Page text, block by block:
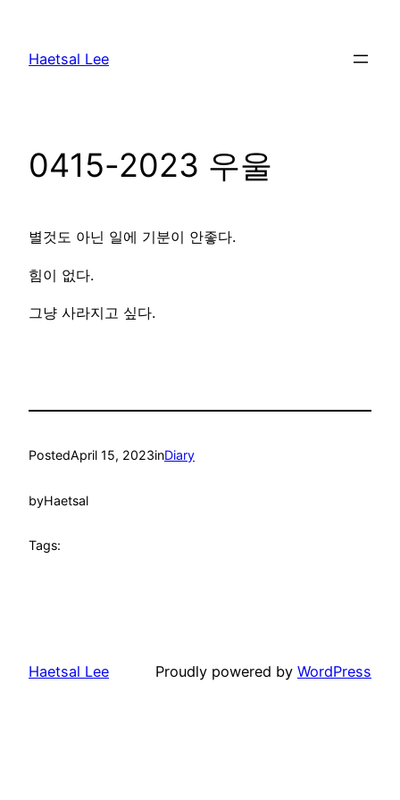
content
Haetsal Lee
0415-2023 우울
별것도 아닌 일에 기분이 안좋다.
힘이 없다.
그냥 사라지고 싶다.
PostedApril 15, 2023inDiary
byHaetsal
Tags:
Haetsal Lee Proudly powered by WordPress